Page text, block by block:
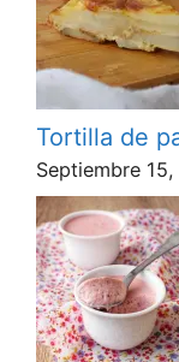
Tortilla de
Septiembre